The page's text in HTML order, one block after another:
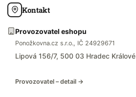
Kontakt
Provozovatel eshopu
Ponožkovna.cz s.r.o., IČ 24929671
Lipová 156/7, 500 03 Hradec Králové
Provozovatel – detail →